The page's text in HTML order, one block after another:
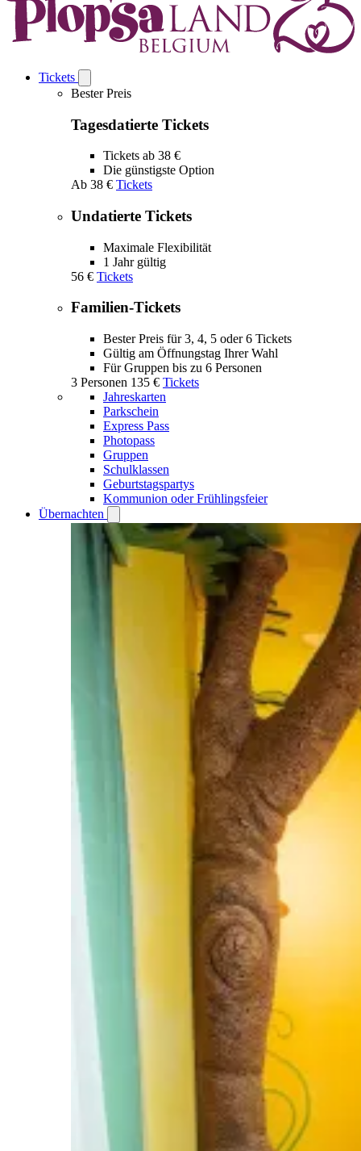
Tickets
Tickets
Bester Preis
Tagesdatierte Tickets
Tickets ab 38 €
Die günstigste Option
Ab 38 € Tickets
Undatierte Tickets
Maximale Flexibilität
1 Jahr gültig
56 € Tickets
Familien-Tickets
Bester Preis für 3, 4, 5 oder 6 Tickets
Gültig am Öffnungstag Ihrer Wahl
Für Gruppen bis zu 6 Personen
3 Personen 135 € Tickets
Jahreskarten
Parkschein
Express Pass
Photopass
Gruppen
Schulklassen
Geburtstagspartys
Kommunion oder Frühlingsfeier
Übernachten
Übernachten
submenu